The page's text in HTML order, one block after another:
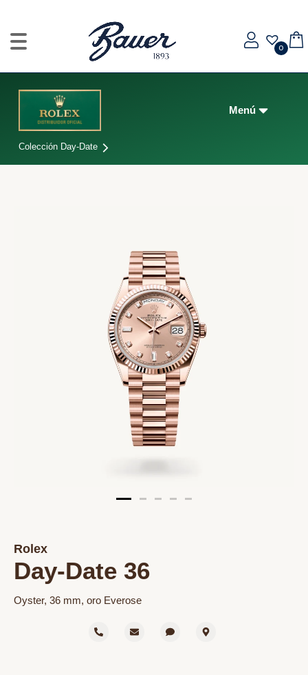
0
Colección Day-Date
Rolex
Day-Date 36
Oyster, 36 mm, oro Everose